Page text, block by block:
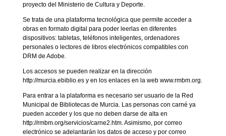
proyecto del Ministerio de Cultura y Deporte.
Se trata de una plataforma tecnológica que permite acceder a
obras en formato digital para poder leerlas en diferentes
dispositivos: tabletas, teléfonos inteligentes, ordenadores
personales o lectores de libros electrónicos compatibles con
DRM de Adobe.
Los accesos se pueden realizar en la dirección
http://murcia.ebiblio.es y en los enlaces en la web www.rmbm.org.
Para entrar a la plataforma es necesario ser usuario de la Red
Municipal de Bibliotecas de Murcia. Las personas con carné ya
pueden acceder y los que no deben darse de alta en
http://rmbm.org/servicios/carne2.htm. Asimismo, por correo
electrónico se adelantarán los datos de acceso y por correo